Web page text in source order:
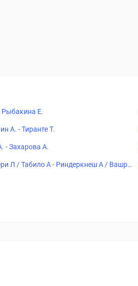
Рыбакина Е.
А. - Тиранте Т.
- Захарова А.
Л / Табило А - Риндеркнеш А / Вашро